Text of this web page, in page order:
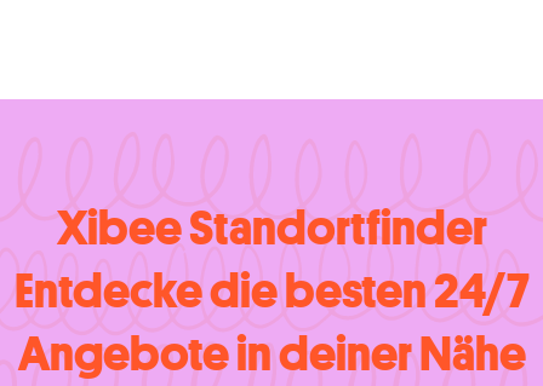
Xibee Standortfinder
Entdecke die besten 24/7
Angebote in deiner Nähe